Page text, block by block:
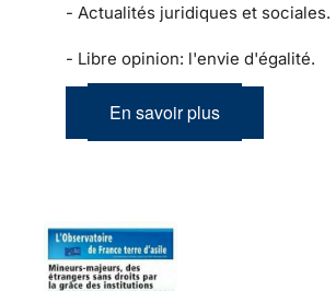
- Actualités juridiques et sociales.
- Libre opinion: l'envie d'égalité.
En savoir plus